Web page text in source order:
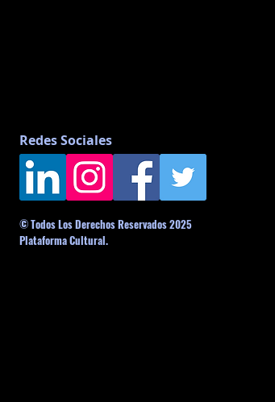
Redes Sociales
© Todos Los Derechos Reservados 2025
Plataforma Cultural.